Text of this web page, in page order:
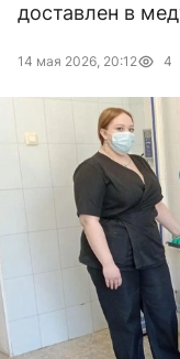
доставлен в
14 мая 2026, 20:12 4